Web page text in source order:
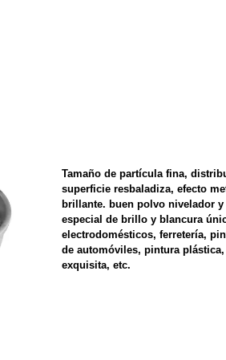
Tamaño de partícula fina,
superficie resbaladiza, efecto
brillante. buen polvo nivelador
especial de brillo y blancura
electrodomésticos, ferretería,
de automóviles, pintura
exquisita, etc.